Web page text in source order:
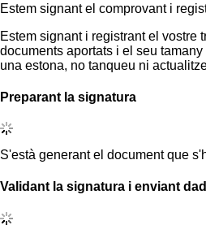
Estem signant el comprovant i
Estem signant i registrant el vostre
documents aportats i el seu
una estona, no tanqueu ni
Preparant la signatura
S'està generant el document que
Validant la signatura i enviant